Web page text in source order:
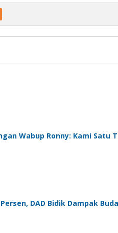
Wabup Ronny: Kami Satu
DAD Bidik Dampak